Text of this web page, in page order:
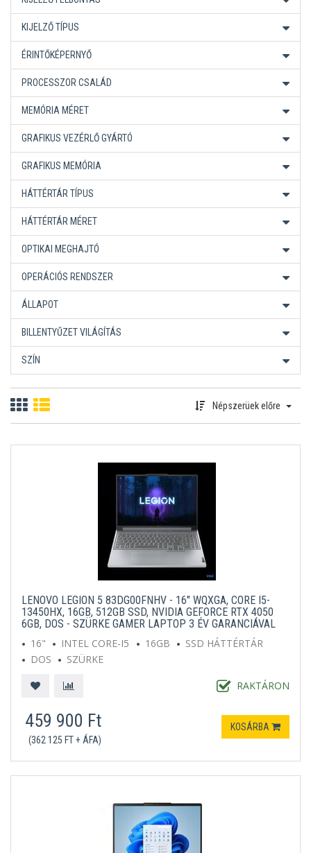
KIJELZŐ TÍPUS
ÉRINTŐKÉPERNYŐ
PROCESSZOR CSALÁD
MEMÓRIA MÉRET
GRAFIKUS VEZÉRLŐ GYÁRTÓ
GRAFIKUS MEMÓRIA
HÁTTÉRTÁR TÍPUS
HÁTTÉRTÁR MÉRET
OPTIKAI MEGHAJTÓ
OPERÁCIÓS RENDSZER
ÁLLAPOT
BILLENTYŰZET VILÁGÍTÁS
SZÍN
Népszerüek előre
LENOVO LEGION 5 83DG00FNHV - 16" WQXGA, CORE I5-
13450HX, 16GB, 512GB SSD, NVIDIA GEFORCE RTX 4050
6GB, DOS - SZÜRKE GAMER LAPTOP 3 ÉV GARANCIÁVAL
16"
INTEL CORE-I5 16GB
SSD HÁTTÉRTÁR
DOS
SZÜRKE
RAKTÁRON
459 900 Ft
(362 125 FT + ÁFA)
KOSÁRBA